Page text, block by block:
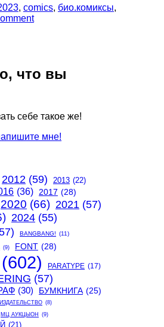
, comics, био.комиксы,
что вы
себе такое же!
мне!
2012 (59) 2013 (22)
(36) 2017 (28)
2020 (66) 2021 (57)
2024 (55)
BANGBANG! (11)
(9) FONT (28)
(602) PARATYPE (17)
(57)
(30) БУМКНИГА (25)
(8)
МЦ АУКЦЫОН (9)
(21)